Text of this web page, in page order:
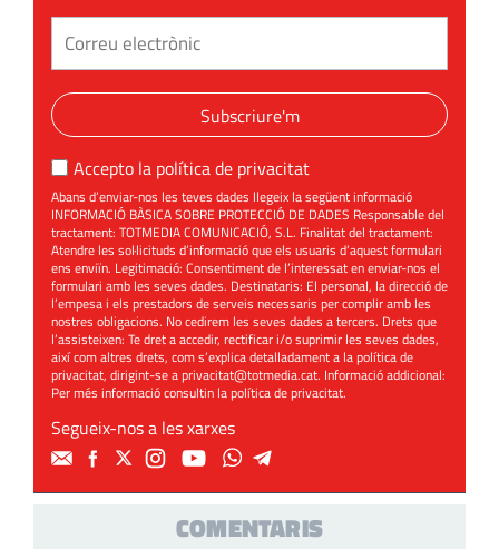
Subscriure'm
Accepto la política de privacitat
Abans d’enviar-nos les teves dades llegeix la següent informació
INFORMACIÓ BÀSICA SOBRE PROTECCIÓ DE DADES Responsable del
tractament: TOTMEDIA COMUNICACIÓ, S.L. Finalitat del tractament:
Atendre les sol·licituds d’informació que els usuaris d’aquest formulari
ens enviïn. Legitimació: Consentiment de l’interessat en enviar-nos el
formulari amb les seves dades. Destinataris: El personal, la direcció de
l’empesa i els prestadors de serveis necessaris per complir amb les
nostres obligacions. No cedirem les seves dades a tercers. Drets que
l’assisteixen: Te dret a accedir, rectificar i/o suprimir les seves dades,
així com altres drets, com s’explica detalladament a la política de
privacitat, dirigint-se aprivacitat@totmedia.cat. Informació addicional:
Per més informació consultin lapolítica de privacitat.
Segueix-nos a les xarxes
COMENTARIS